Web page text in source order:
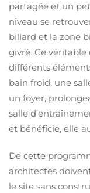
partagée et un
niveau se
billard et la zone
givré. Ce
différents
bain froid, une
un foyer,
salle
et bénéficie, elle
De cette
architectes
le site sans